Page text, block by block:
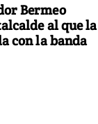
Bermeo
al que la
con la banda